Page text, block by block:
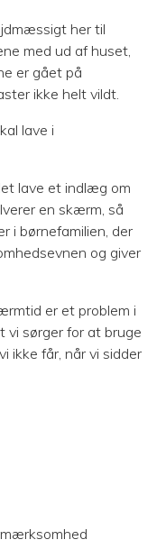
her til
med ud af huset,
er gået på
ikke helt vildt.
lave i
lave et indlæg om
en skærm, så
i børnefamilien, der
og giver
er et problem i
vi sørger for at bruge
ikke får, når vi sidder